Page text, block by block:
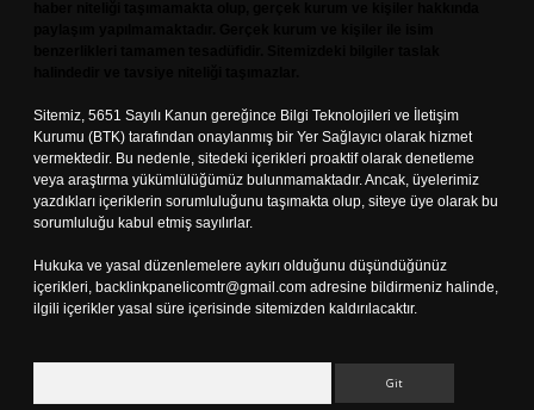
Sitemiz, 5651 Sayılı Kanun gereğince Bilgi Teknolojileri ve İletişim
Kurumu (BTK) tarafından onaylanmış bir Yer Sağlayıcı olarak hizmet
vermektedir. Bu nedenle, sitedeki içerikleri proaktif olarak denetleme
veya araştırma yükümlülüğümüz bulunmamaktadır. Ancak, üyelerimiz
yazdıkları içeriklerin sorumluluğunu taşımakta olup, siteye üye olarak bu
sorumluluğu kabul etmiş sayılırlar.
Hukuka ve yasal düzenlemelere aykırı olduğunu düşündüğünüz
içerikleri, backlinkpanelicomtr@gmail.com adresine bildirmeniz halinde,
ilgili içerikler yasal süre içerisinde sitemizden kaldırılacaktır.